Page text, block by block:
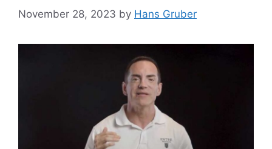
November 28, 2023 by Hans Gruber